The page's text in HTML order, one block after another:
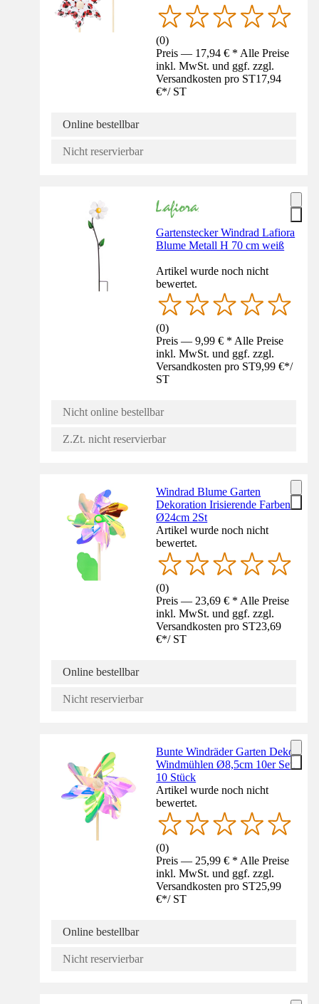
(0)
Preis — 17,94 € * Alle Preise
inkl. MwSt. und ggf. zzgl.
Versandkosten pro ST17,94
€*/ ST
Online bestellbar
Nicht reservierbar
Gartenstecker Windrad Lafiora
Blume Metall H 70 cm weiß
Artikel wurde noch nicht
bewertet.
(0)
Preis — 9,99 € * Alle Preise
inkl. MwSt. und ggf. zzgl.
Versandkosten pro ST9,99 €*/
ST
Nicht online bestellbar
Z.Zt. nicht reservierbar
Windrad Blume Garten
Dekoration Irisierende Farben
Ø24cm 2St
Artikel wurde noch nicht
bewertet.
(0)
Preis — 23,69 € * Alle Preise
inkl. MwSt. und ggf. zzgl.
Versandkosten pro ST23,69
€*/ ST
Online bestellbar
Nicht reservierbar
Bunte Windräder Garten Deko
Windmühlen Ø8,5cm 10er Set,
10 Stück
Artikel wurde noch nicht
bewertet.
(0)
Preis — 25,99 € * Alle Preise
inkl. MwSt. und ggf. zzgl.
Versandkosten pro ST25,99
€*/ ST
Online bestellbar
Nicht reservierbar